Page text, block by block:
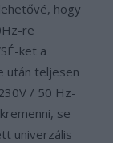
hogy
re
ket a
után teljesen
/ 50 Hz-
se
univerzális